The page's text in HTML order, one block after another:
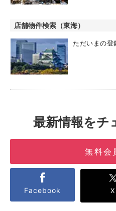
店舗物件検索（東海）
ただいまの登
最新情報をチ
無料会
Facebook X